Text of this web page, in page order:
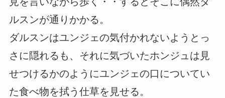
ルスンが通りかかる。
ダルスンはユンジェの気付かれないようとっ
さに隠れるも、それに気づいたホンジュは見
せつけるかのようにユンジェの口についてい
た食べ物を拭う仕草を見せる。